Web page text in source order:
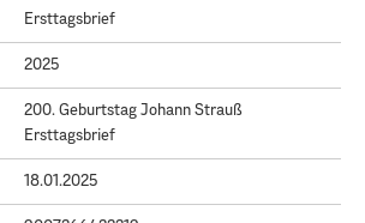
Ersttagsbrief
2025
200. Geburtstag Johann Strauß
Ersttagsbrief
18.01.2025